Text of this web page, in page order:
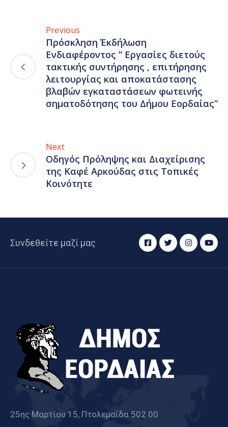
Previous
Πρόσκληση Έκδήλωση
Ενδιαφέροντος ” Εργασίες διετούς
τακτικής συντήρησης , επιτήρησης
λειτουργίας και αποκατάστασης
βλαβών εγκαταστάσεων φωτεινής
σηματοδότησης του Δήμου Εορδαίας”
Next
Οδηγός Πρόληψης και Διαχείρισης
της Καφέ Αρκούδας στις Τοπικές
Κοινότητε
Συνδεθείτε μαζί μας
25ης Μαρτίου 15, Πτολεμαΐδα 502 00